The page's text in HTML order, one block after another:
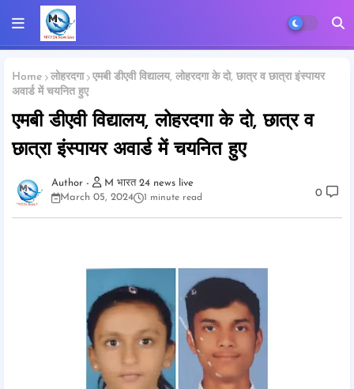
Home लोहरदगा
एमबी डीएवी विद्यालय, लोहरदगा के दो, छात्र व छात्रा इंस्पायर
अवार्ड में चयनित हुए
एमबी डीएवी विद्यालय, लोहरदगा के दो, छात्र व
छात्रा इंस्पायर अवार्ड में चयनित हुए
M भारत 24 news live
March 05, 2024
1 minute read 0